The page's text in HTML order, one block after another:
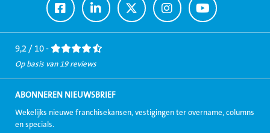
Ga
naar
Facebook
Ga
naar
LinkedIn
Ga
naar
Twitter
Ga
naar
Instagram
Ga
naar
Youtube
9,2 / 10 -
Op basis van 19 reviews
ABONNEREN NIEUWSBRIEF
Wekelijks nieuwe franchisekansen, vestigingen ter overname, columns
en specials.